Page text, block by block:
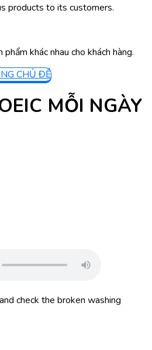
products to its customers.
khác nhau cho khách hàng.
CHỦ ĐỀ
MỖI NGÀY
check the broken washing